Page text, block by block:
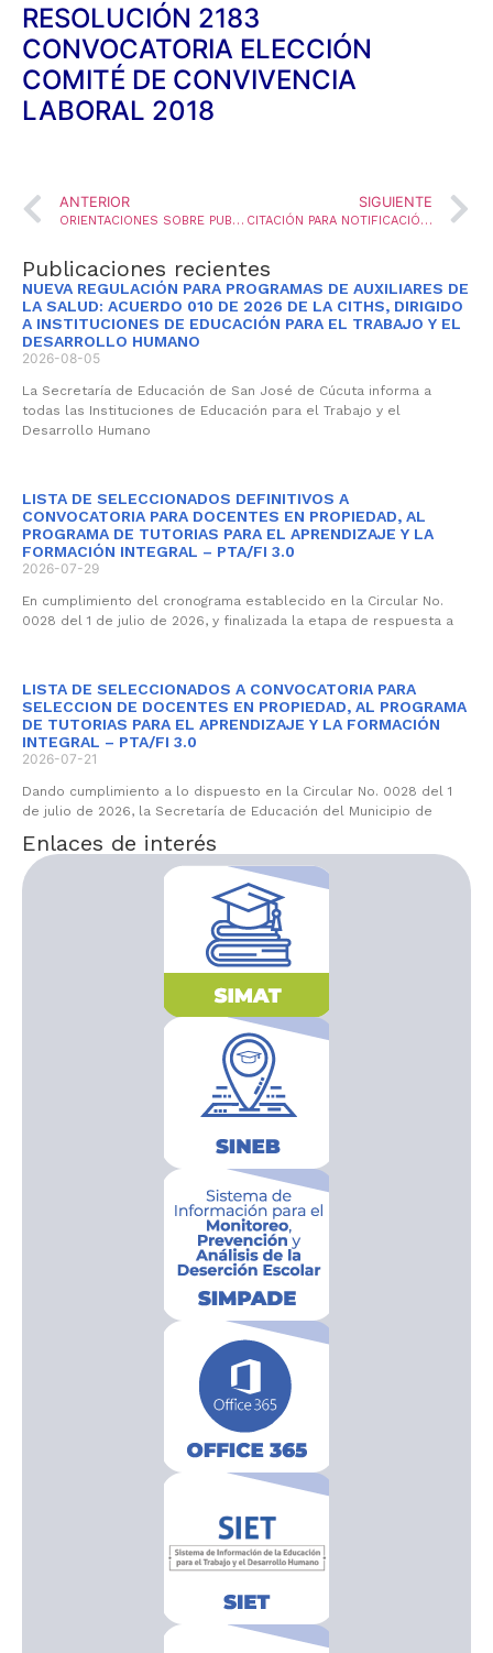
RESOLUCIÓN 2183
CONVOCATORIA ELECCIÓN
COMITÉ DE CONVIVENCIA
LABORAL 2018
ANTERIOR
ORIENTACIONES SOBRE PUBLICIDAD Y MATERIAL INFORMATIVO ENGANOSO EN LAS INSTITUCIONES DE EDUCACIÓN PARA EL TRABAJO Y EL DESARROLLO HUMANO-ETDH
SIGUIENTE
CITACIÓN PARA NOTIFICACIÓN DE PRESTACIONES PARA EL PERSONAL DOCENTE
Publicaciones recientes
NUEVA REGULACIÓN PARA PROGRAMAS DE AUXILIARES DE
LA SALUD: ACUERDO 010 DE 2026 DE LA CITHS, DIRIGIDO
A INSTITUCIONES DE EDUCACIÓN PARA EL TRABAJO Y EL
DESARROLLO HUMANO
2026-08-05
La Secretaría de Educación de San José de Cúcuta informa a
todas las Instituciones de Educación para el Trabajo y el
Desarrollo Humano
LISTA DE SELECCIONADOS DEFINITIVOS A
CONVOCATORIA PARA DOCENTES EN PROPIEDAD, AL
PROGRAMA DE TUTORIAS PARA EL APRENDIZAJE Y LA
FORMACIÓN INTEGRAL – PTA/FI 3.0
2026-07-29
En cumplimiento del cronograma establecido en la Circular No.
0028 del 1 de julio de 2026, y finalizada la etapa de respuesta a
LISTA DE SELECCIONADOS A CONVOCATORIA PARA
SELECCION DE DOCENTES EN PROPIEDAD, AL PROGRAMA
DE TUTORIAS PARA EL APRENDIZAJE Y LA FORMACIÓN
INTEGRAL – PTA/FI 3.0
2026-07-21
Dando cumplimiento a lo dispuesto en la Circular No. 0028 del 1
de julio de 2026, la Secretaría de Educación del Municipio de
Enlaces de interés